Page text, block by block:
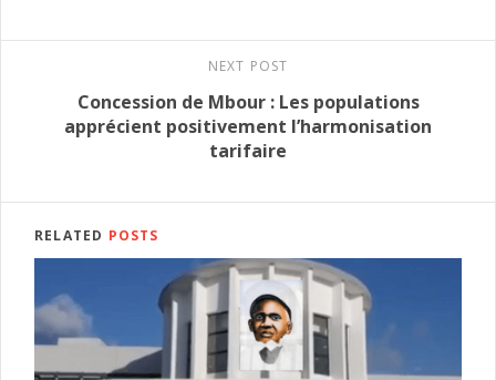
NEXT POST
Concession de Mbour : Les populations
apprécient positivement l’harmonisation
tarifaire
RELATED POSTS